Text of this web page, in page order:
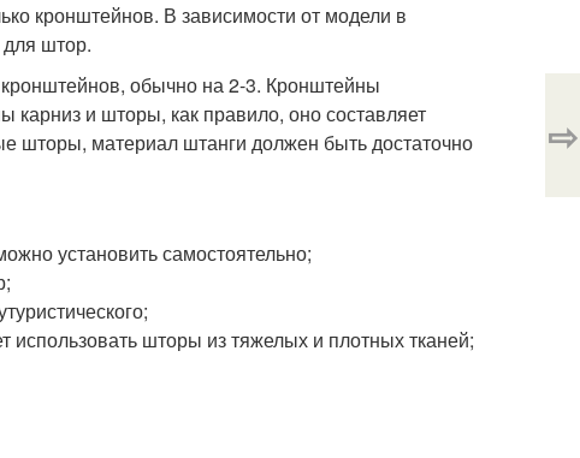
кронштейнов. В зависимости от модели в
для штор.
кронштейнов, обычно на 2-3. Кронштейны
карниз и шторы, как правило, оно составляет
шторы, материал штанги должен быть достаточно
установить самостоятельно;
использовать шторы из тяжелых и плотных тканей;
⇨